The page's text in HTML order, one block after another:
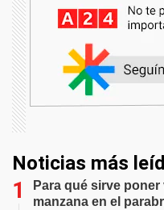
Noticias más
Para qué sirve
manzana en el